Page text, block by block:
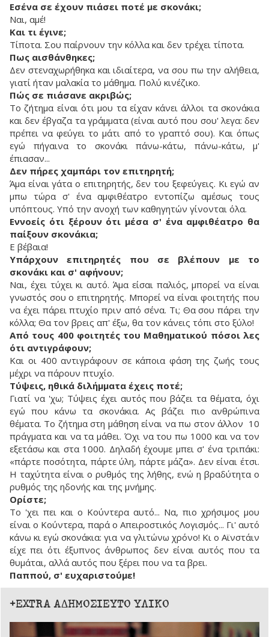
Εσένα σε έχουν πιάσει ποτέ με σκονάκι;
Ναι, αμέ!
Και τι έγινε;
Τίποτα. Σου παίρνουν την κόλλα και δεν τρέχει τίποτα.
Πως αισθάνθηκες;
Δεν στεναχωρήθηκα και ιδιαίτερα, να σου πω την αλήθεια,
γιατί ήταν μαλακία το μάθημα. Πολύ κινέζικο.
Πώς σε πιάσανε ακριβώς;
Το ζήτημα είναι ότι μου τα είχαν κάνει άλλοι τα σκονάκια
και δεν έβγαζα τα γράμματα (είναι αυτό που σου' λεγα: δεν
πρέπει να φεύγει το μάτι από το γραπτό σου). Και όπως
εγώ πήγαινα το σκονάκι πάνω-κάτω, πάνω-κάτω, μ'
έπιασαν...
Δεν πήρες χαμπάρι τον επιτηρητή;
Άμα είναι γάτα ο επιτηρητής, δεν του ξεφεύγεις. Κι εγώ αν
μπω τώρα σ' ένα αμφιθέατρο εντοπίζω αμέσως τους
υπόπτους. Υπό την ανοχή των καθηγητών γίνονται όλα.
Εννοείς ότι ξέρουν ότι μέσα σ' ένα αμφιθέατρο θα
παίξουν σκονάκια;
Ε βέβαια!
Υπάρχουν επιτηρητές που σε βλέπουν με το
σκονάκι και σ' αφήνουν;
Ναι, έχει τύχει κι αυτό. Άμα είσαι παλιός, μπορεί να είναι
γνωστός σου ο επιτηρητής. Μπορεί να είναι φοιτητής που
να έχει πάρει πτυχίο πριν από σένα. Τι; Θα σου πάρει την
κόλλα; Θα τον βρεις απ' έξω, θα τον κάνεις τόπι στο ξύλο!
Από τους 400 φοιτητές του Μαθηματικού πόσοι λες
ότι αντιγράφουν;
Και οι 400 αντιγράφουν σε κάποια φάση της ζωής τους
μέχρι να πάρουν πτυχίο.
Τύψεις, ηθικά διλήμματα έχεις ποτέ;
Γιατί να 'χω; Τύψεις έχει αυτός που βάζει τα θέματα, όχι
εγώ που κάνω τα σκονάκια. Ας βάζει πιο ανθρώπινα
θέματα. Το ζήτημα στη μάθηση είναι να πω στον άλλον 10
πράγματα και να τα μάθει. Όχι να του πω 1000 και να τον
εξετάσω και στα 1000. Δηλαδή έχουμε μπει σ' ένα τριπάκι:
«πάρτε ποσότητα, πάρτε ύλη, πάρτε μάζα». Δεν είναι έτσι.
Η ταχύτητα είναι ο ρυθμός της λήθης, ενώ η βραδύτητα ο
ρυθμός της ηδονής και της μνήμης.
Ορίστε;
Το 'χει πει και ο Κούντερα αυτό... Να, πιο χρήσιμος μου
είναι ο Κούντερα, παρά ο Απειροστικός Λογισμός... Γι' αυτό
κάνω κι εγώ σκονάκια: για να γλιτώνω χρόνο! Κι ο Αϊνστάιν
είχε πει ότι έξυπνος άνθρωπος δεν είναι αυτός που τα
θυμάται, αλλά αυτός που ξέρει που να τα βρει.
Παππού, σ' ευχαριστούμε!
+EXTRA ΑΔΗΜΟΣΙΕΥΤΟ ΥΛΙΚΟ